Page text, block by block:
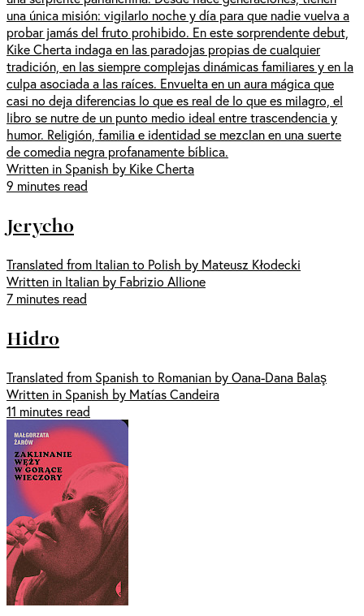
una única misión: vigilarlo noche y día para que nadie vuelva a
probar jamás del fruto prohibido. En este sorprendente debut,
Kike Cherta indaga en las paradojas propias de cualquier
tradición, en las siempre complejas dinámicas familiares y en la
culpa asociada a las raíces. Envuelta en un aura mágica que
casi no deja diferencias lo que es real de lo que es milagro, el
libro se nutre de un punto medio ideal entre trascendencia y
humor. Religión, familia e identidad se mezclan en una suerte
de comedia negra profanamente bíblica.
Written in Spanish by Kike Cherta
9 minutes read
Jerycho
Translated from Italian to Polish by Mateusz Kłodecki
Written in Italian by Fabrizio Allione
7 minutes read
Hidro
Translated from Spanish to Romanian by Oana-Dana Balaş
Written in Spanish by Matías Candeira
11 minutes read